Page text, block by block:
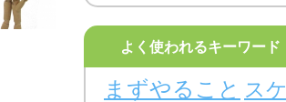
よく使われるキーワード
まずやること スケ